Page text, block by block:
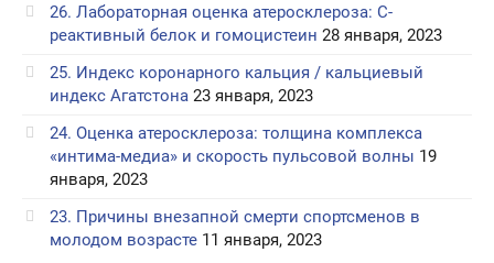
26. Лабораторная оценка атеросклероза: С-
реактивный белок и гомоцистеин 28 января, 2023
25. Индекс коронарного кальция / кальциевый
индекс Агатстона 23 января, 2023
24. Оценка атеросклероза: толщина комплекса
«интима-медиа» и скорость пульсовой волны 19
января, 2023
23. Причины внезапной смерти спортсменов в
молодом возрасте 11 января, 2023